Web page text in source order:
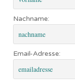
Nachname:
Email-Adresse: